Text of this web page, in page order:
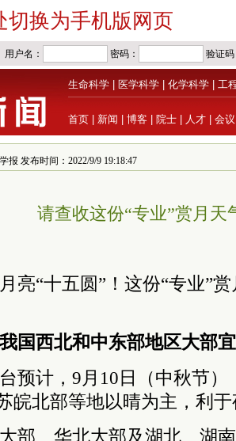
切换为手机版网页
生命科学 医学科学 化学科学 工
首页 新闻 博客 院士 人才 会议
报 发布时间：2022/9/9 19:18:47
请查收这份“专业”赏月天
亮“十五圆”！这份“专业”
国西北和中东部地区大部
预计，9月10日（中秋节
皖北部等地以晴为主，利
部、华北大部及湖北、湖